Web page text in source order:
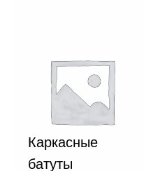
Каркасные
батуты